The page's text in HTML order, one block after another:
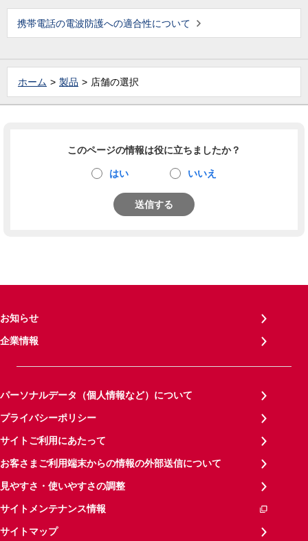
携帯電話の電波防護への適合性について
ホーム 製品 店舗の選択
このページの情報は役に立ちましたか？
はい いいえ
送信する
お知らせ
企業情報
パーソナルデータ（個人情報など）について
プライバシーポリシー
サイトご利用にあたって
お客さまご利用端末からの情報の外部送信について
見やすさ・使いやすさの調整
サイトメンテナンス情報
サイトマップ